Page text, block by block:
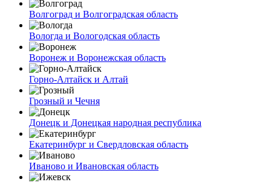
Волгоград и Волгоградская область
Вологда и Вологодская область
Воронеж и Воронежская область
Горно-Алтайск и Алтай
Грозный и Чечня
Донецк и Донецкая народная республика
Екатеринбург и Свердловская область
Иваново и Ивановская область